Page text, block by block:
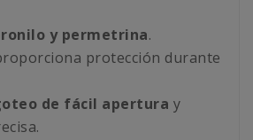
y permetrina.
protección durante
de fácil apertura y